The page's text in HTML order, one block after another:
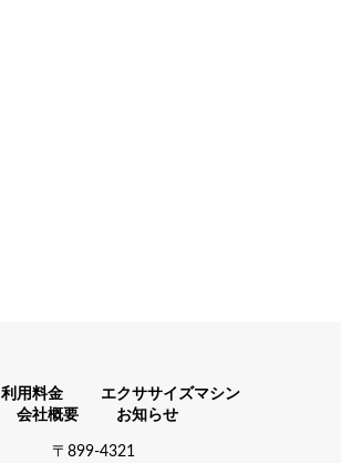
利用料金
エクササイズマシン
会社概要 お知らせ
〒899-4321